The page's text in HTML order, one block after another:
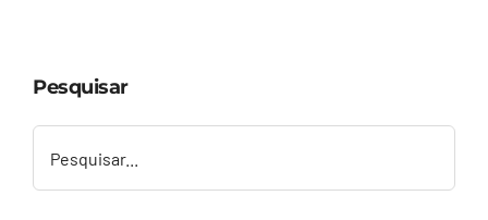
Contato
Pesquisar